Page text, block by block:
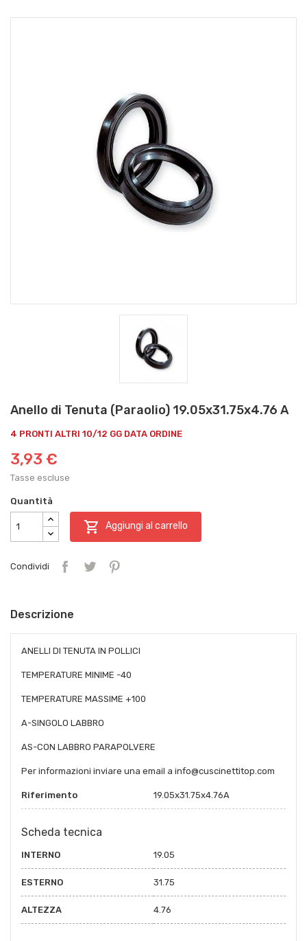
Anello di Tenuta (Paraolio) 19.05x31.75x4.76 A
4 PRONTI ALTRI 10/12 GG DATA ORDINE
3,93 €
Tasse escluse
Quantità
 Aggiungi al carrello
Condividi
Descrizione
ANELLI DI TENUTA IN POLLICI
TEMPERATURE MINIME -40
TEMPERATURE MASSIME +100
A-SINGOLO LABBRO
AS-CON LABBRO PARAPOLVERE
Per informazioni inviare una email a info@cuscinettitop.com
Riferimento 19.05x31.75x4.76A
Scheda tecnica
INTERNO 19.05
ESTERNO 31.75
ALTEZZA 4.76